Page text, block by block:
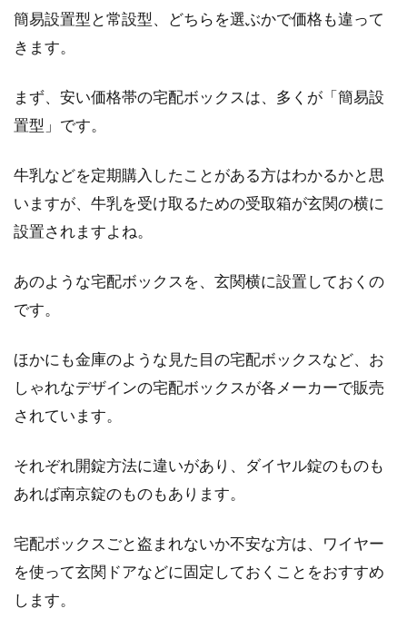
簡易設置型と常設型、どちらを選ぶかで価格も違って
きます。
まず、安い価格帯の宅配ボックスは、多くが「簡易設
置型」です。
牛乳などを定期購入したことがある方はわかるかと思
いますが、牛乳を受け取るための受取箱が玄関の横に
設置されますよね。
あのような宅配ボックスを、玄関横に設置しておくの
です。
ほかにも金庫のような見た目の宅配ボックスなど、お
しゃれなデザインの宅配ボックスが各メーカーで販売
されています。
それぞれ開錠方法に違いがあり、ダイヤル錠のものも
あれば南京錠のものもあります。
宅配ボックスごと盗まれないか不安な方は、ワイヤー
を使って玄関ドアなどに固定しておくことをおすすめ
します。